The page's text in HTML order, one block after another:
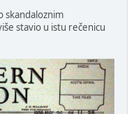
skandaloznim
stavio u istu rečenicu